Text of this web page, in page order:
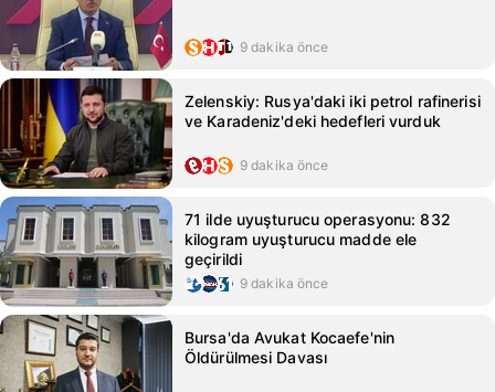
9 dakika önce
Zelenskiy: Rusya'daki iki petrol rafinerisi
ve Karadeniz'deki hedefleri vurduk
9 dakika önce
71 ilde uyuşturucu operasyonu: 832
kilogram uyuşturucu madde ele
geçirildi
9 dakika önce
Bursa'da Avukat Kocaefe'nin
Öldürülmesi Davası